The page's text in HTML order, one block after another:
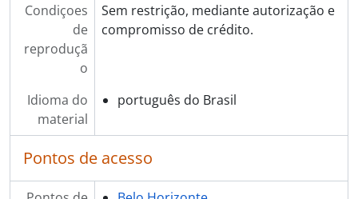
Condiçoes
de
reproduçã
o
Sem restrição, mediante autorização e
compromisso de crédito.
Idioma do
material
português do Brasil
Pontos de acesso